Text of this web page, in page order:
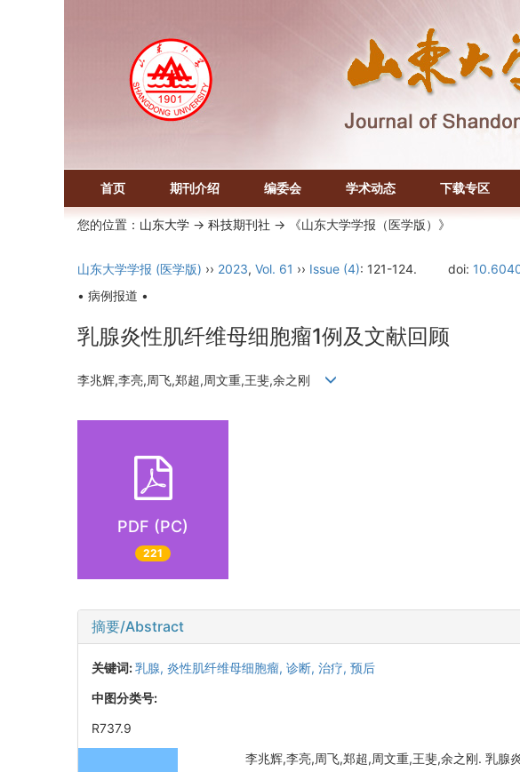
首页 期刊介绍 编委会 学术动态 下载专区
您的位置： 山东大学 -> 科技期刊社 -> 《山东大学学报（医学版）》
山东大学学报 (医学版) ›› 2023, Vol. 61 ›› Issue (4): 121-124. doi:
• 病例报道 •
乳腺炎性肌纤维母细胞瘤1例及文献回顾
李兆辉,李亮,周飞,郑超,周文重,王斐,余之刚
PDF (PC)
221
摘要/Abstract
关键词:乳腺, 炎性肌纤维母细胞瘤, 诊断, 治疗, 预后
中图分类号:
R737.9
李兆辉,李亮,周飞,郑超,周文重,王斐,余之刚. 乳